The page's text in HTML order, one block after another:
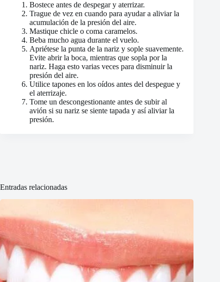
Bostece antes de despegar y aterrizar.
Trague de vez en cuando para ayudar a aliviar la
acumulación de la presión del aire.
Mastique chicle o coma caramelos.
Beba mucho agua durante el vuelo.
Apriétese la punta de la nariz y sople suavemente.
Evite abrir la boca, mientras que sopla por la
nariz. Haga esto varias veces para disminuir la
presión del aire.
Utilice tapones en los oídos antes del despegue y
el aterrizaje.
Tome un descongestionante antes de subir al
avión si su nariz se siente tapada y así aliviar la
presión.
Entradas relacionadas